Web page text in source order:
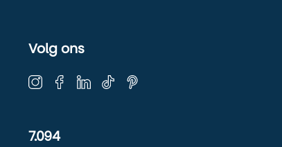
Volg ons
7.094